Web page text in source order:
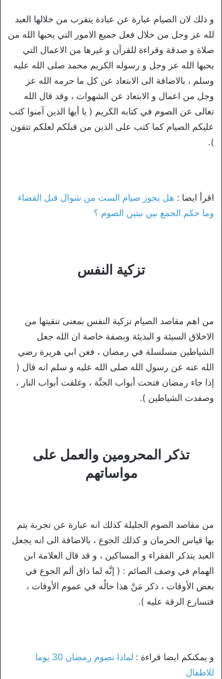
و ذلك لان الصيام عبارة عن عبادة يتقرب من خلالها العبد
لله عز وجل من خلال فعل جميع الامور التي يحبها الله من
صلاة و صدقة وقراءة للقرآن و غيرها من الاعمال التي
يحبها الله عز وجل و رسوله الكريم محمد صلى الله عليه
وسلم ، بالاضافة الى الابتعاد عن كل ما حرمه الله عز
وجل من اعمال و الابتعاد عن الشهوات ، وقد قال الله
تعالى عن الصوم في كتابه الكريم ( يا أيها الذين آمنوا كتب
عليكم الصيام كما كتب على الذين من قبلكم لعلكم تتقون
).
اقرأ ايضا : هل يجوز صيام الست من شوال قبل القضاء
وما حكم الجمع بين نيتين الصوم ؟
تزكية النفس
من اهم مقاصد الصيام تزكية النفس بمعنى تنقيتها من
الاخلاق السيئة و البذيئة وبصفة خاصة ان الله جعل
الشياطين مسلسلة في رمضان ، فعن ابي هريرة رضي
الله عنه عن رسول الله صلى الله عليه و سلم انه قال (
إذا جاء رمضان فتحت أبواب الجنَّة ، وغلقت أبواب النار ،
وصفدت الشياطين ).
تذكر المحرومين والعمل على
مواساتهم
من مقاصد الصوم الجليلة كذلك انه عبارة عن تجربة يتم
بها قياس الحرمان و كذلك الجوع ، بالاضافة الى انه يجعل
العبد يتذكر الفقراء و المساكين ، و قد قال العلامة ابن
الهمام في وصف الصائم : ( إنَّه لما ذاق ألم الجوع في
بعض الأوقات ، ذكر مَنْ هذا حالُه في عموم الأوقات ،
فتسارع الرقة عليه ).
و يمكنكم ايضا قراءة :
لماذا نصوم رمضان 30 يوما
للاطفال